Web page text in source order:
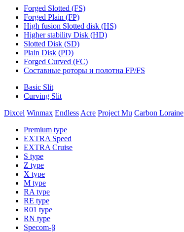
Forged Slotted (FS)
Forged Plain (FP)
High fusion Slotted disk (HS)
Higher stability Disk (HD)
Slotted Disk (SD)
Plain Disk (PD)
Forged Curved (FC)
Составные роторы и полотна FP/FS
Basic Slit
Curving Slit
Dixcel Winmax Endless Acre Project Mu Carbon Loraine
Premium type
EXTRA Speed
EXTRA Cruise
S type
Z type
X type
M type
RA type
RE type
R01 type
RN type
Specom-β